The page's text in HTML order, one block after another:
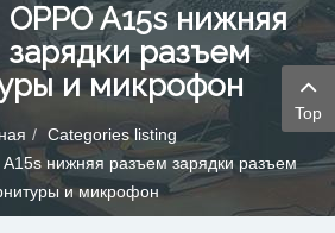
A15s нижняя
разъем
и микрофон
Categories listing
нижняя разъем зарядки разъем
и микрофон
Top